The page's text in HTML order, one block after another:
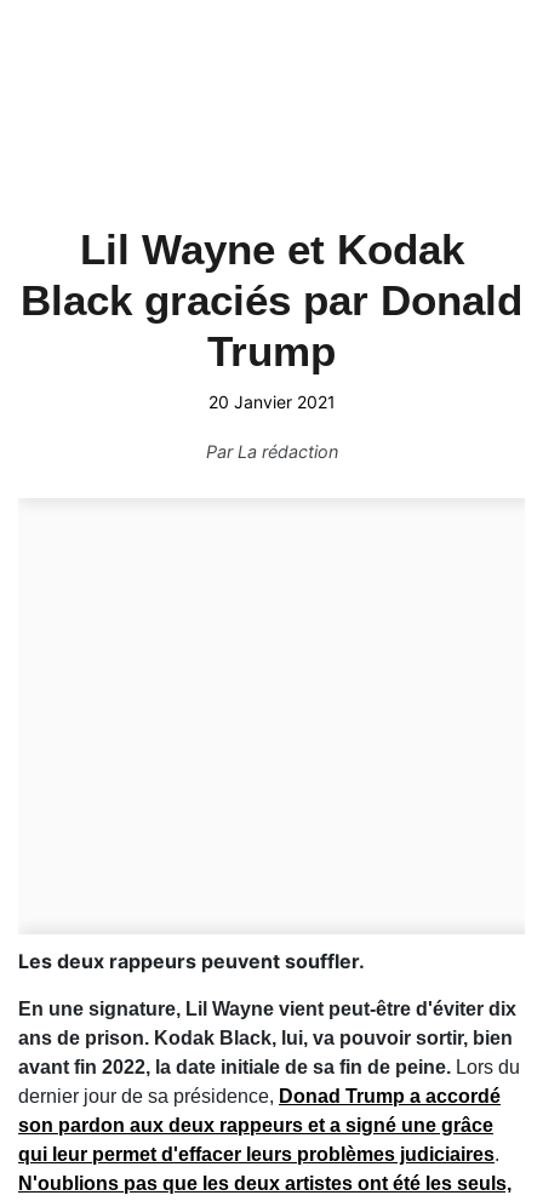
Lil Wayne et Kodak
Black graciés par Donald
Trump
20 Janvier 2021
ParLa rédaction
Les deux rappeurs peuvent souffler.
En une signature, Lil Wayne vient peut-être d'éviter dix
ans de prison. Kodak Black, lui, va pouvoir sortir, bien
avant fin 2022, la date initiale de sa fin de peine. Lors du
dernier jour de sa présidence, Donad Trump a accordé
son pardon aux deux rappeurs et a signé une grâce
qui leur permet d'effacer leurs problèmes judiciaires.
N'oublions pas que les deux artistes ont été les seuls,